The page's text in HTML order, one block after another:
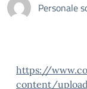
Personale
https://
content/